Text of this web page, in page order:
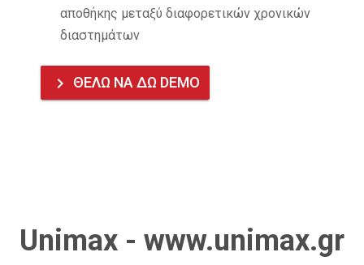
αποθήκης μεταξύ διαφορετικών χρονικών
διαστημάτων
keyboard_arrow_right ΘΕΛΩ ΝΑ ΔΩ DEMO
Unimax - www.unimax.gr